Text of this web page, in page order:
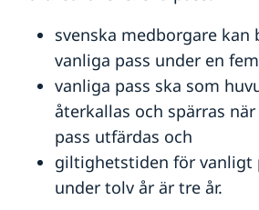
Dödsfall
Ekonomiskt nödställd
Ansökan om pass & nationellt id-
Ansökan om pass för barn under
Provisoriskt pass
Extra pass
Samordningsnummer
Nationellt id-kort
Namnändring
Hjälp kring medborgarskap
Registrera nyfödd utomlands
Dubbelt medborgarskap
Gifta sig utomlands
svenska medborgare
vanliga pass under en
vanliga pass ska som
återkallas och spärras
pass utfärdas och
giltighetstiden för vanligt
under tolv år är tre år.